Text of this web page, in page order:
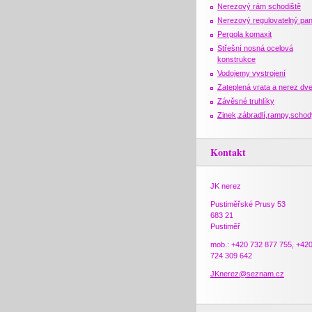
Nerezový rám schodiště
Nerezový regulovatelný
Pergola komaxit
Střešní nosná ocelová
konstrukce
Vodojemy vystrojení
Zateplená vrata a nerez
Závěsné truhlíky
Kontakt
JK nerez
Pustiměřské Prusy 53
683 21
Pustiměř
mob.: +420 732 877 755, +420
724 309 642
JKnerez@seznam.cz